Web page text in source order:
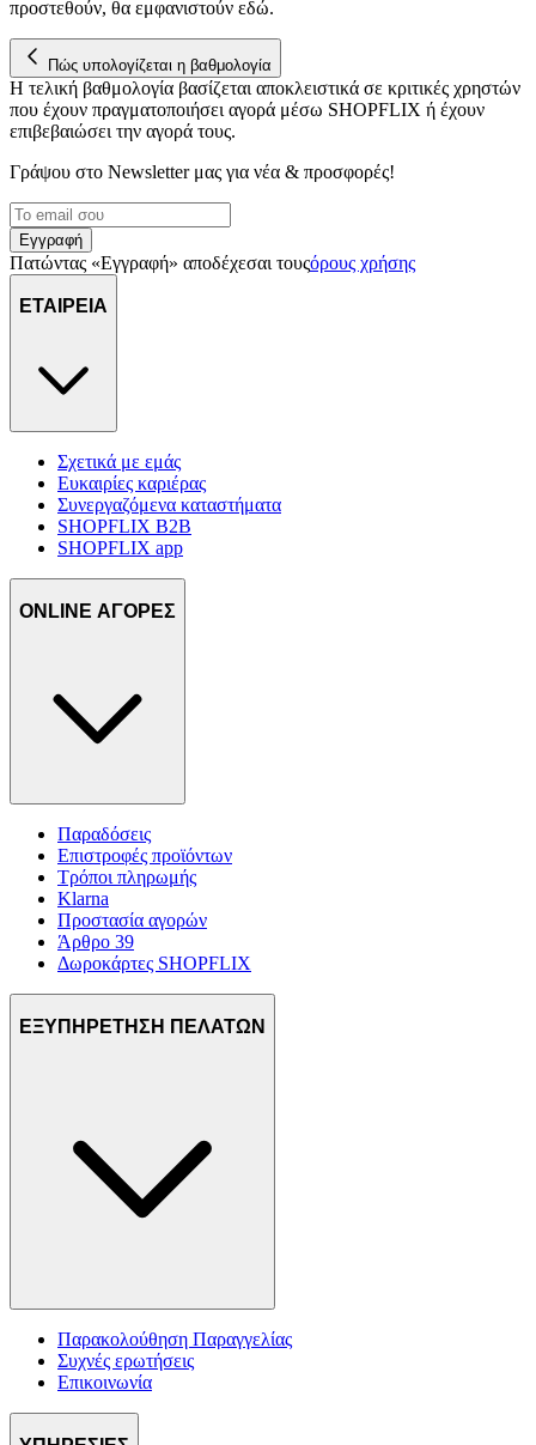
προστεθούν, θα εμφανιστούν εδώ.
Πώς υπολογίζεται η βαθμολογία
Η τελική βαθμολογία βασίζεται αποκλειστικά σε κριτικές χρηστών
που έχουν πραγματοποιήσει αγορά μέσω SHOPFLIX ή έχουν
επιβεβαιώσει την αγορά τους.
Γράψου στο Νewsletter μας για νέα & προσφορές!
Εγγραφή
Πατώντας «Εγγραφή» αποδέχεσαι τουςόρους χρήσης
ΕΤΑΙΡΕΙΑ
Σχετικά με εμάς
Ευκαιρίες καριέρας
Συνεργαζόμενα καταστήματα
SHOPFLIX B2B
SHOPFLIX app
ONLINE ΑΓΟΡΕΣ
Παραδόσεις
Επιστροφές προϊόντων
Τρόποι πληρωμής
Klarna
Προστασία αγορών
Άρθρο 39
Δωροκάρτες SHOPFLIX
ΕΞΥΠΗΡΕΤΗΣΗ ΠΕΛΑΤΩΝ
Παρακολούθηση Παραγγελίας
Συχνές ερωτήσεις
Επικοινωνία